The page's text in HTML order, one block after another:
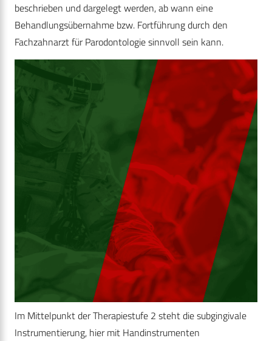
beschrieben und dargelegt werden, ab wann eine
Behandlungsübernahme bzw. Fortführung durch den
Fachzahnarzt für Parodontologie sinnvoll sein kann.
Im Mittelpunkt der Therapiestufe 2 steht die subgingivale
Instrumentierung, hier mit Handinstrumenten